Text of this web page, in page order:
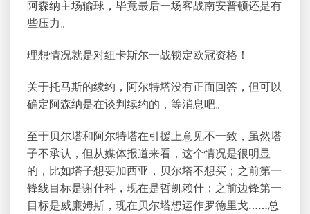
阿森纳主场输球，毕竟最后一场客战南安普顿还是有
些压力。
理想情况就是对纽卡斯尔一战锁定欧冠资格！
关于托马斯的续约，阿尔特塔没有正面回答，但可以
确定阿森纳是在谈判续约的，等消息吧。
至于贝尔塔和阿尔特塔在引援上意见不一致，虽然塔
子不承认，但从媒体报道来看，这个情况是很明显
的，比如塔子想要加西亚 ，贝尔塔不想买；之前第一
锋线目标是谢什科，现在是哲凯赖什；之前边锋第一
目标是威廉姆斯，现在贝尔塔想运作罗德里戈……总